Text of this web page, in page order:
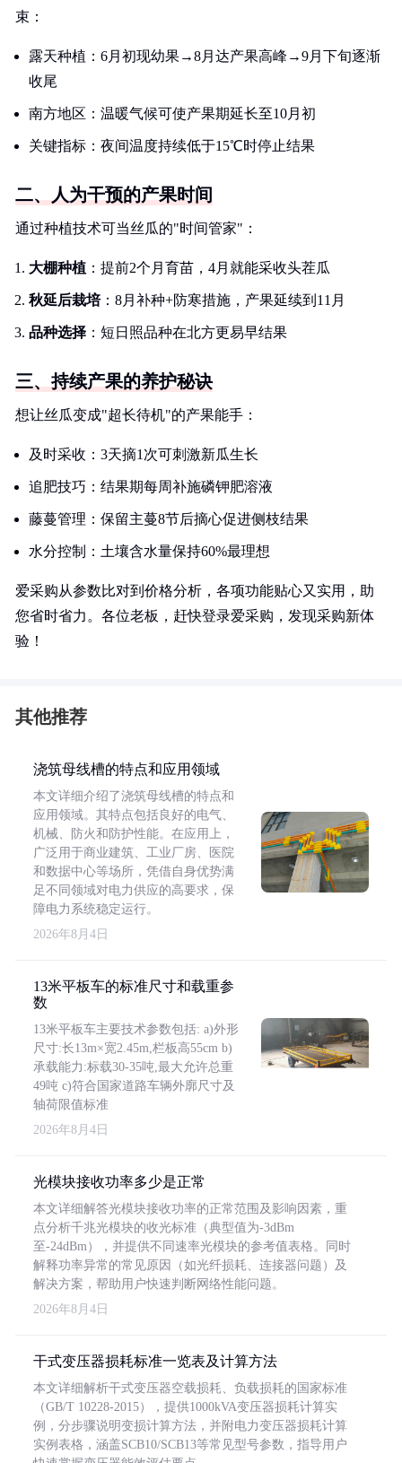
束：
露天种植：6月初现幼果→8月达产果高峰→9月下旬逐渐
收尾
南方地区：温暖气候可使产果期延长至10月初
关键指标：夜间温度持续低于15℃时停止结果
二、人为干预的产果时间
通过种植技术可当丝瓜的"时间管家"：
大棚种植 ：提前2个月育苗，4月就能采收头茬瓜
秋延后栽培：8月补种+防寒措施，产果延续到11月
品种选择 ：短日照品种在北方更易早结果
三、持续产果的养护秘诀
想让丝瓜变成"超长待机"的产果能手：
及时采收：3天摘1次可刺激新瓜生长
追肥技巧：结果期每周补施磷钾肥溶液
藤蔓管理：保留主蔓8节后摘心促进侧枝结果
水分控制：土壤含水量保持60%最理想
爱采购从参数比对到价格分析，各项功能贴心又实用，助
您省时省力。各位老板，赶快登录爱采购，发现采购新体
验！
其他推荐
浇筑母线槽的特点和应用领域
本文详细介绍了浇筑母线槽的特点和
应用领域。其特点包括良好的电气、
机械、防火和防护性能。在应用上，
广泛用于商业建筑、工业厂房、医院
和数据中心等场所，凭借自身优势满
足不同领域对电力供应的高要求，保
障电力系统稳定运行。
2026年8月4日
13米平板车的标准尺寸和载重参
数
13米平板车主要技术参数包括: a)外形
尺寸:长13m×宽2.45m,栏板高55cm b)
承载能力:标载30-35吨,最大允许总重
49吨 c)符合国家道路车辆外廓尺寸及
轴荷限值标准
2026年8月4日
光模块接收功率多少是正常
本文详细解答光模块接收功率的正常范围及影响因素，重
点分析千兆光模块的收光标准（典型值为-3dBm
至-24dBm），并提供不同速率光模块的参考值表格。同时
解释功率异常的常见原因（如光纤损耗、连接器问题）及
解决方案，帮助用户快速判断网络性能问题。
2026年8月4日
干式变压器损耗标准一览表及计算方法
本文详细解析干式变压器空载损耗、负载损耗的国家标准
（GB/T 10228-2015），提供1000kVA变压器损耗计算实
例，分步骤说明变损计算方法，并附电力变压器损耗计算
实例表格，涵盖SCB10/SCB13等常见型号参数，指导用户